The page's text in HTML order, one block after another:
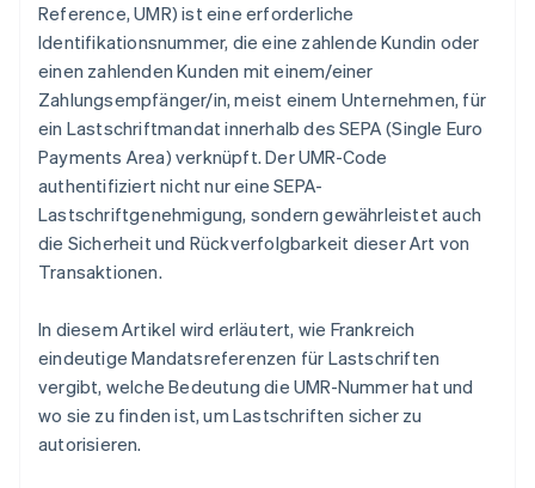
Reference, UMR) ist eine erforderliche
Identifikationsnummer, die eine zahlende Kundin oder
einen zahlenden Kunden mit einem/einer
Zahlungsempfänger/in, meist einem Unternehmen, für
ein Lastschriftmandat innerhalb des SEPA (Single Euro
Payments Area) verknüpft. Der UMR-Code
authentifiziert nicht nur eine SEPA-
Lastschriftgenehmigung, sondern gewährleistet auch
die Sicherheit und Rückverfolgbarkeit dieser Art von
Transaktionen.
In diesem Artikel wird erläutert, wie Frankreich
eindeutige Mandatsreferenzen für Lastschriften
vergibt, welche Bedeutung die UMR-Nummer hat und
wo sie zu finden ist, um Lastschriften sicher zu
autorisieren.